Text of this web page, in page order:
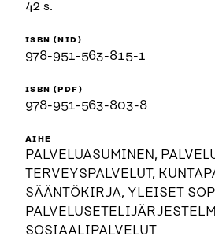
42 s.
ISBN (NID)
978-951-563-815-1
ISBN (PDF)
978-951-563-803-8
AIHE
PALVELUASUMINEN,
TERVEYSPALVELUT,
SÄÄNTÖKIRJA, YLEISET
SOSIAALIPALVELUT